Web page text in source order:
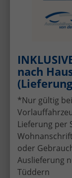
:
ab 454,– €
5-türig, 110 kW
kombiniert 6,9
kombiniert
Außenfarbe:
fahrtauglich,
nach
*Nur gültig
Lieferung per
oder
Auslieferung
Tüddern